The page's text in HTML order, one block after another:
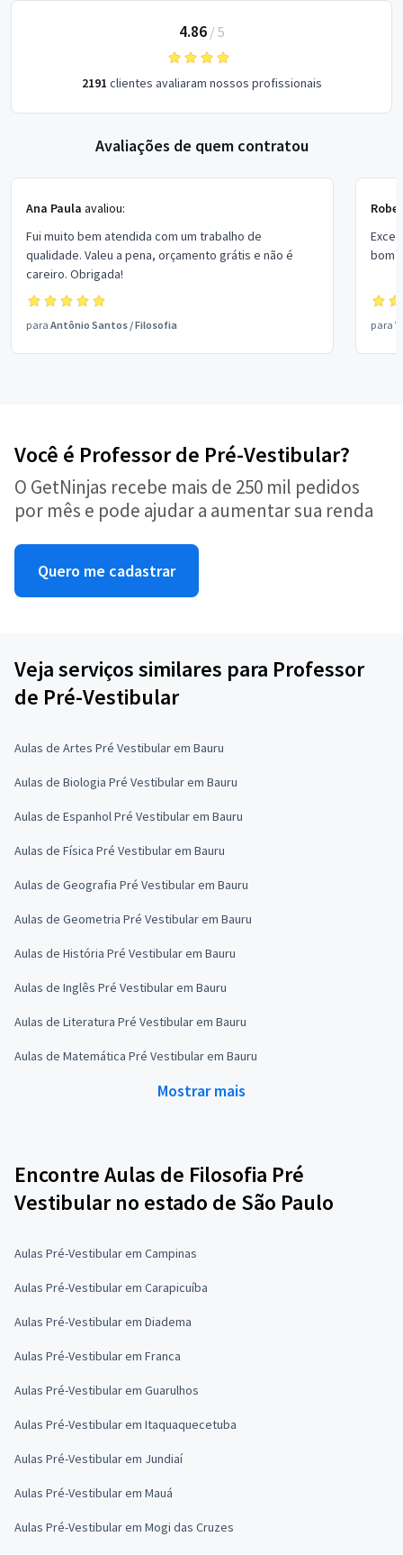
4.86/ 5
2191 clientes avaliaram nossos profissionais
Avaliações de quem contratou
Ana Paula avaliou:
Fui muito bem atendida com um trabalho de
qualidade. Valeu a pena, orçamento grátis e não é
careiro. Obrigada!
para Antônio Santos /Filosofia
bom
para
Você é Professor de Pré-Vestibular?
O GetNinjas recebe mais de 250 mil pedidos
por mês e pode ajudar a aumentar sua renda
Quero me cadastrar
Veja serviços similares para Professor
de Pré-Vestibular
Aulas de Artes Pré Vestibular em Bauru
Aulas de Biologia Pré Vestibular em Bauru
Aulas de Espanhol Pré Vestibular em Bauru
Aulas de Física Pré Vestibular em Bauru
Aulas de Geografia Pré Vestibular em Bauru
Aulas de Geometria Pré Vestibular em Bauru
Aulas de História Pré Vestibular em Bauru
Aulas de Inglês Pré Vestibular em Bauru
Aulas de Literatura Pré Vestibular em Bauru
Aulas de Matemática Pré Vestibular em Bauru
Mostrar mais
Encontre Aulas de Filosofia Pré
Vestibular no estado de São Paulo
Aulas Pré-Vestibular em Campinas
Aulas Pré-Vestibular em Carapicuíba
Aulas Pré-Vestibular em Diadema
Aulas Pré-Vestibular em Franca
Aulas Pré-Vestibular em Guarulhos
Aulas Pré-Vestibular em Itaquaquecetuba
Aulas Pré-Vestibular em Jundiaí
Aulas Pré-Vestibular em Mauá
Aulas Pré-Vestibular em Mogi das Cruzes